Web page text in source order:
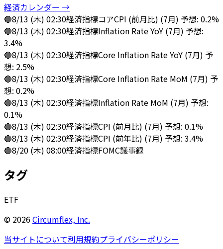
経済カレンダー →
🔴8/13 (木) 02:30経済指標コアCPI (前月比) (7月) 予想: 0.2%
🔴8/13 (木) 02:30経済指標Inflation Rate YoY (7月) 予想:
3.4%
🔴8/13 (木) 02:30経済指標Core Inflation Rate YoY (7月) 予
想: 2.5%
🔴8/13 (木) 02:30経済指標Core Inflation Rate MoM (7月) 予
想: 0.2%
🔴8/13 (木) 02:30経済指標Inflation Rate MoM (7月) 予想:
0.1%
🔴8/13 (木) 02:30経済指標CPI (前月比) (7月) 予想: 0.1%
🔴8/13 (木) 02:30経済指標CPI (前年比) (7月) 予想: 3.4%
🔴8/20 (木) 08:00経済指標FOMC議事録
タグ
ETF
© 2026Circumflex, Inc.
当サイトについて利用規約プライバシーポリシー